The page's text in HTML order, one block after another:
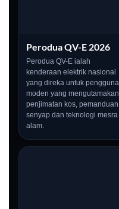
Perodua QV-E 2026
Perodua QV-E ialah
kenderaan elektrik nasional
yang direka untuk pengguna
moden yang mengutamakan
penjimatan kos, pemanduan
senyap dan teknologi mesra
alam.